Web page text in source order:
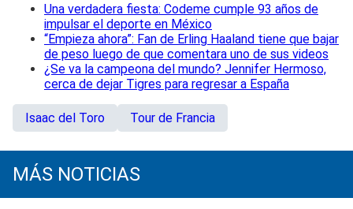
Una verdadera fiesta: Codeme cumple 93 años de
impulsar el deporte en México
“Empieza ahora”: Fan de Erling Haaland tiene que bajar
de peso luego de que comentara uno de sus videos
¿Se va la campeona del mundo? Jennifer Hermoso,
cerca de dejar Tigres para regresar a España
Isaac del Toro Tour de Francia
MÁS NOTICIAS